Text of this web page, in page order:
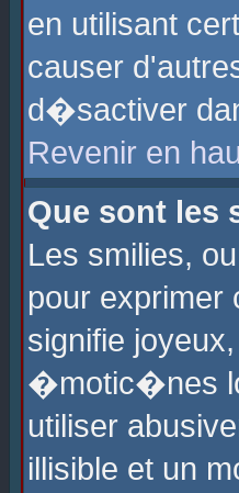
en utilisant
causer
d�sactiver
Revenir en
Que sont les
Les smilies,
pour exprimer
signifie
�motic�nes
utiliser
illisible et un